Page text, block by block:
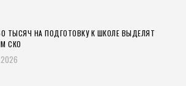
ТЫСЯЧ НА ПОДГОТОВКУ К ШКОЛЕ ВЫДЕЛЯТ
СКО